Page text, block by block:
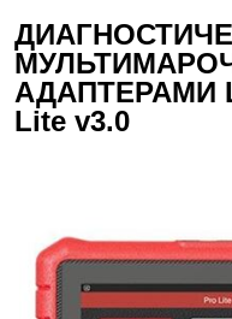
АДАПТЕРАМИ
Lite v3.0